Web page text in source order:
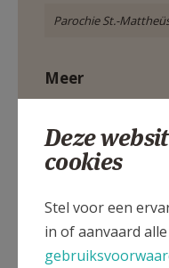
Parochie St.-
Meer
Deel dit artikel
Deze
cookies
Stel voor een
in of aanvaard